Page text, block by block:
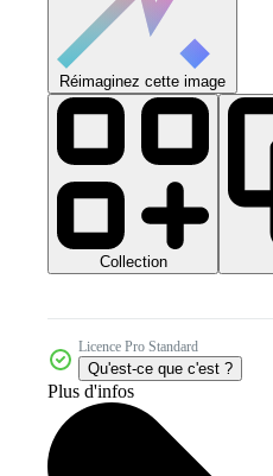
Réimaginez cette image
Collection
Licence Pro Standard
Qu'est-ce que c'est ?
Plus d'infos